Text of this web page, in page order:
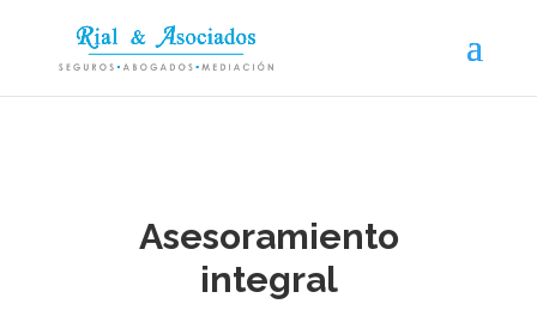
Asesoramiento
integral